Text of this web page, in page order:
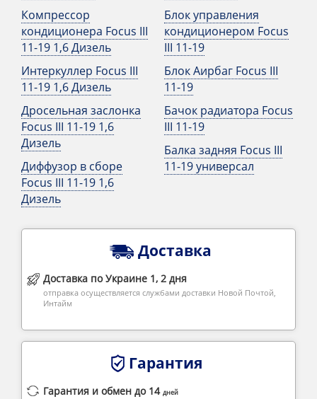
Компрессор
кондиционера Focus III
11-19 1,6 Дизель
Интеркуллер Focus III
11-19 1,6 Дизель
Дросельная заслонка
Focus III 11-19 1,6
Дизель
Диффузор в сборе
Focus III 11-19 1,6
Дизель
Блок управления
кондиционером Focus
III 11-19
Блок Аирбаг Focus III
11-19
Бачок радиатора Focus
III 11-19
Балка задняя Focus III
11-19 универсал
Доставка
Доставка по Украине 1, 2 дня
отправка осуществляется службами доставки Новой Почтой,
Интайм
Гарантия
Гарантия и обмен до 14 дней